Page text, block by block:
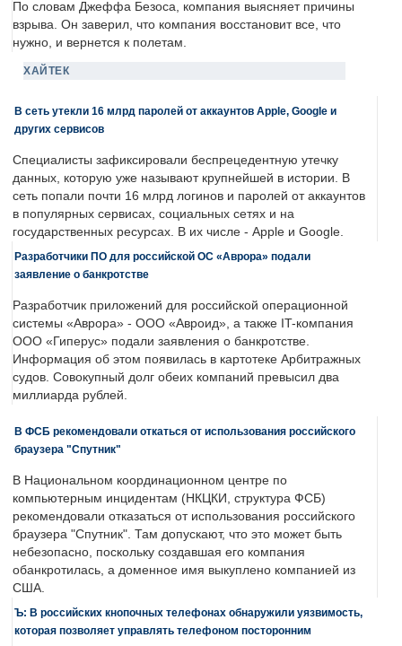
По словам Джеффа Безоса, компания выясняет причины
взрыва. Он заверил, что компания восстановит все, что
нужно, и вернется к полетам.
ХАЙТЕК
В сеть утекли 16 млрд паролей от аккаунтов Apple, Google и
других сервисов
Специалисты зафиксировали беспрецедентную утечку
данных, которую уже называют крупнейшей в истории. В
сеть попали почти 16 млрд логинов и паролей от аккаунтов
в популярных сервисах, социальных сетях и на
государственных ресурсах. В их числе - Apple и Google.
Разработчики ПО для российской ОС «Аврора» подали
заявление о банкротстве
Разработчик приложений для российской операционной
системы «Аврора» - ООО «Авроид», а также IT-компания
ООО «Гиперус» подали заявления о банкротстве.
Информация об этом появилась в картотеке Арбитражных
судов. Совокупный долг обеих компаний превысил два
миллиарда рублей.
В ФСБ рекомендовали откаться от использования российского
браузера "Спутник"
В Национальном координационном центре по
компьютерным инцидентам (НКЦКИ, структура ФСБ)
рекомендовали отказаться от использования российского
браузера "Спутник". Там допускают, что это может быть
небезопасно, поскольку создавшая его компания
обанкротилась, а доменное имя выкуплено компанией из
США.
Ъ: В российских кнопочных телефонах обнаружили уязвимость,
которая позволяет управлять телефоном посторонним